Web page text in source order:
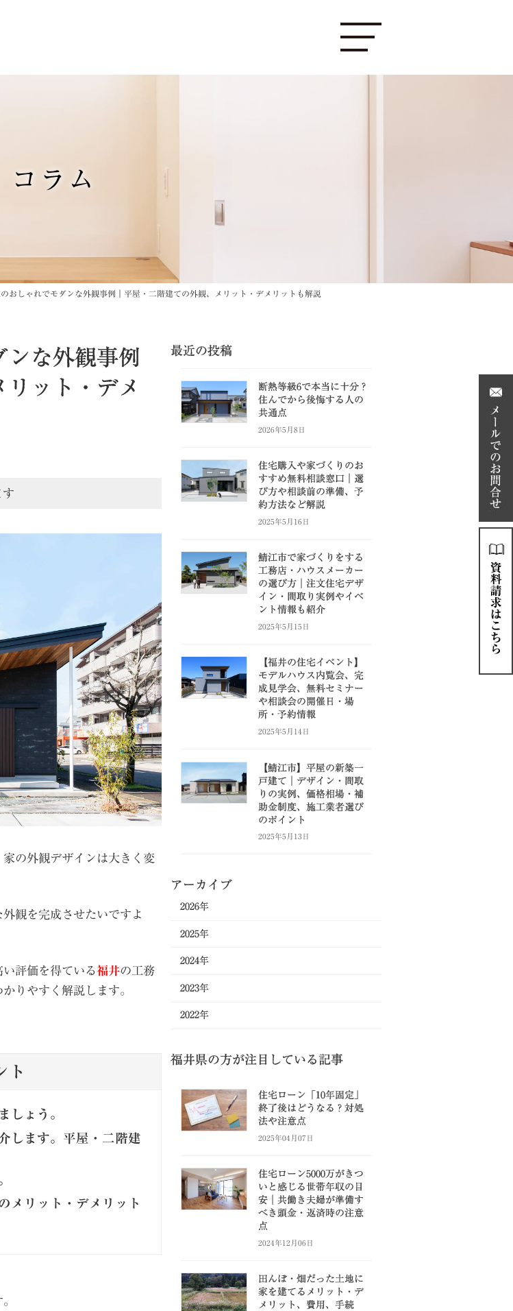
コラム
おしゃれでモダンな外観事例｜平屋・二階建ての外観、メリット・デメリットも解説
な外観事例
リット・デメ
す
の外観デザインは大きく変
外観を完成させたいですよ
評価を得ている福井の工務
りやすく解説します。
ト
しょう。
します。平屋・二階建
メリット・デメリット
最近の投稿
断熱等級6で本当に十分？
住んでから後悔する人の
共通点
2026年5月8日
住宅購入や家づくりのお
すすめ無料相談窓口｜選
び方や相談前の準備、予
約方法など解説
2025年5月16日
鯖江市で家づくりをする
工務店・ハウスメーカー
の選び方｜注文住宅デザ
イン・間取り実例やイベ
ント情報も紹介
2025年5月15日
【福井の住宅イベント】
モデルハウス内覧会、完
成見学会、無料セミナー
や相談会の開催日・場
所・予約情報
2025年5月14日
【鯖江市】平屋の新築一
戸建て｜デザイン・間取
りの実例、価格相場・補
助金制度、施工業者選び
のポイント
2025年5月13日
アーカイブ
2026年
2025年
2024年
2023年
2022年
福井県の方が注目している記事
住宅ローン「10年固定」
終了後はどうなる？対処
法や注意点
2025年04月07日
住宅ローン5000万がきつ
いと感じる世帯年収の目
安｜共働き夫婦が準備す
べき頭金・返済時の注意
点
2024年12月06日
田んぼ・畑だった土地に
家を建てるメリット・デ
メリット、費用、手続